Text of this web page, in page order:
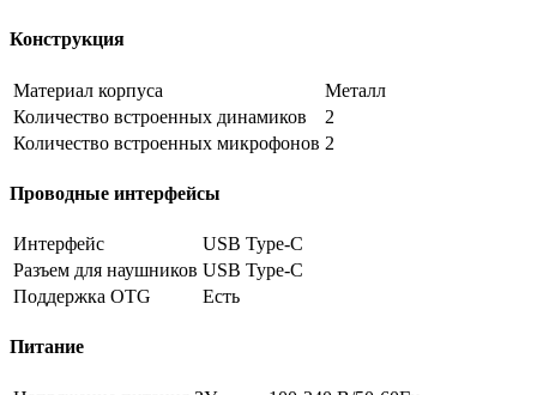
Конструкция
Материал корпуса
Металл
Количество встроенных динамиков
2
Количество встроенных микрофонов 2
Проводные интерфейсы
Интерфейс
USB Type-C
Разъем для наушников USB Type-C
Поддержка OTG
Есть
Питание